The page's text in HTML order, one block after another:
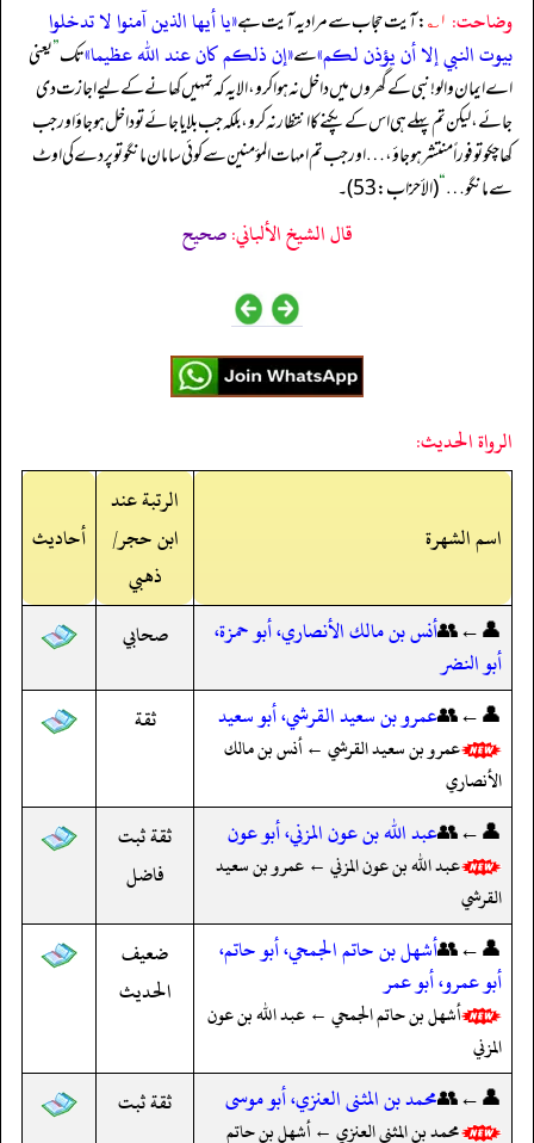
وضاحت: ۱؎ : آیت حجاب سے مراد یہ آیت ہے«يا أيها الذين آمنوا لا تدخلوا
بيوت النبي إلا أن يؤذن لكم»سے«إن ذلكم كان عند الله عظيما»تک”یعنی
اے ایمان والو! نبی کے گھروں میں داخل نہ ہوا کرو، الا یہ کہ تمہیں کھانے کے لیے اجازت دی
جائے، لیکن تم پہلے ہی اس کے پکنے کا انتظار نہ کرو، بلکہ جب بلایا جائے تو داخل ہو جاؤ اور جب
کھا چکو تو فوراً منتشر ہو جاؤ، …اور جب تم امہات المؤمنین سے کوئی سامان مانگو تو پردے کی اوٹ
سے مانگو …“(الأحزاب: 53)۔
قال الشيخ الألباني:صحيح
الرواة الحديث:
اسم الشهرة
الرتبة عند
ابن حجر/
ذهبي
أحاديث
👤←👥أنس بن مالك الأنصاري، أبو حمزة،
أبو النضر
صحابي
👤←👥عمرو بن سعيد القرشي، أبو سعيد
عمرو بن سعيد القرشي ← أنس بن مالك
الأنصاري
ثقة
👤←👥عبد الله بن عون المزني، أبو عون
عبد الله بن عون المزني ← عمرو بن سعيد
القرشي
ثقة ثبت
فاضل
👤←👥أشهل بن حاتم الجمحي، أبو حاتم،
أبو عمرو، أبو عمر
أشهل بن حاتم الجمحي ← عبد الله بن عون
المزني
ضعيف
الحديث
👤←👥محمد بن المثنى العنزي، أبو موسى
محمد بن المثنى العنزي ← أشهل بن حاتم
ثقة ثبت